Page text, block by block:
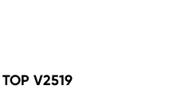
V2519